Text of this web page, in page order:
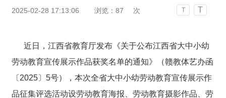
2025-02-28 17:13:06 浏览： 87 次 T T
近日，江西省教育厅发布《关于公布江西省大中小幼
劳动教育宣传展示作品获奖名单的通知》（赣教体艺办函
〔2025〕 5号），本次全省大中小幼劳动教育宣传展示作
品征集评选活动设劳动教育海报、劳动教育摄影作品、劳